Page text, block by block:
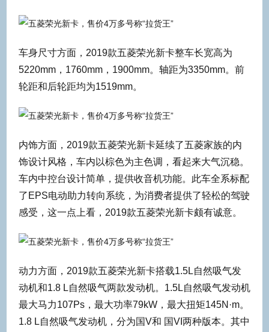
车身尺寸方面，2019款五菱荣光新卡整车长宽高为
5220mm，1760mm，1900mm。轴距为3350mm。前
轮距和后轮距均为1519mm。
内饰方面，2019款五菱荣光新卡延续了五菱家族的内
饰设计风格，车内以棕色为主色调，看起来大气沉稳。
车内中控台设计简单，提供收音机功能。此车全系标配
了EPS电动助力转向系统，为消费者提供了轻松的驾驶
感受，这一点上看，2019款五菱荣光新卡颇有诚意。
动力方面，2019款五菱荣光新卡搭载1.5L自然吸气发
动机和1.8 L自然吸气两款发动机。1.5L自然吸气发动机
最大马力107Ps，最大功率79kW，最大扭矩145N·m。
1.8 L自然吸气发动机，分为国V和 国VI两种版本。其中